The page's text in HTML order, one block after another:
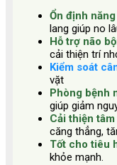
Ổn định
lang giúp no
Hỗ trợ não
cải thiện trí
Kiểm soát
vặt
Phòng bệnh
giúp giảm
Cải thiện
căng thẳng,
Tốt cho tiêu
khỏe mạnh.